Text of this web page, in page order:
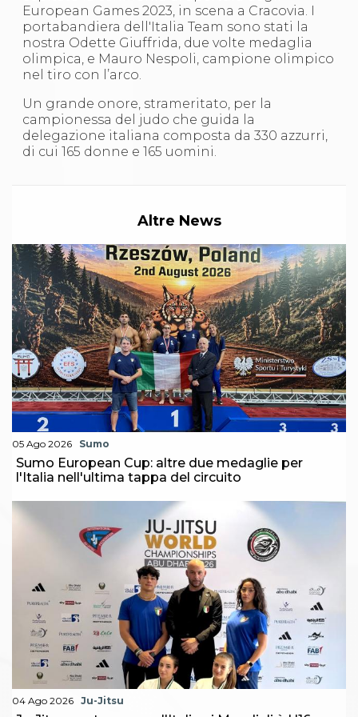
S'istrumpa
News
Calendario Attività
Difesa Personale MGA
La disciplina
Merchandising
Mappa del sito
Cerca
Contatti
Catalogo formativo
Corsi Monotematici
Corsi di Specializzazione
Corsi FIJLKAM-FISDIR
Corsi Preparatore Fisico
Edutraining class - Didattica infantile
Corso dirigenti sportivi
Corso Direttore di Gara
Abilitazioni
Sportello Fiscale
News
Modulistica
FAQ
Sostenibilità
Documenti
European Games 2023, in scena a Cracovia. I
portabandiera dell'Italia Team sono stati la
nostra Odette Giuffrida, due volte medaglia
olimpica, e Mauro Nespoli, campione olimpico
nel tiro con l’arco.
Un grande onore, strameritato, per la
campionessa del judo che guida la
delegazione italiana composta da 330 azzurri,
di cui 165 donne e 165 uomini.
Altre News
05 Ago 2026 Sumo
Sumo European Cup: altre due medaglie per
l'Italia nell'ultima tappa del circuito
04 Ago 2026 Ju-Jitsu